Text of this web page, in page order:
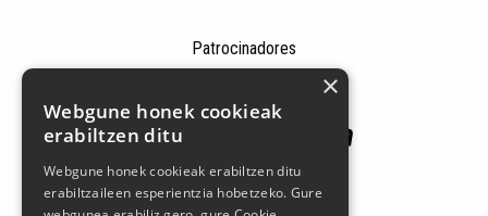
Patrocinadores
×
Webgune honek cookieak
erabiltzen ditu
Webgune honek cookieak erabiltzen ditu
erabiltzaileen esperientzia hobetzeko. Gure